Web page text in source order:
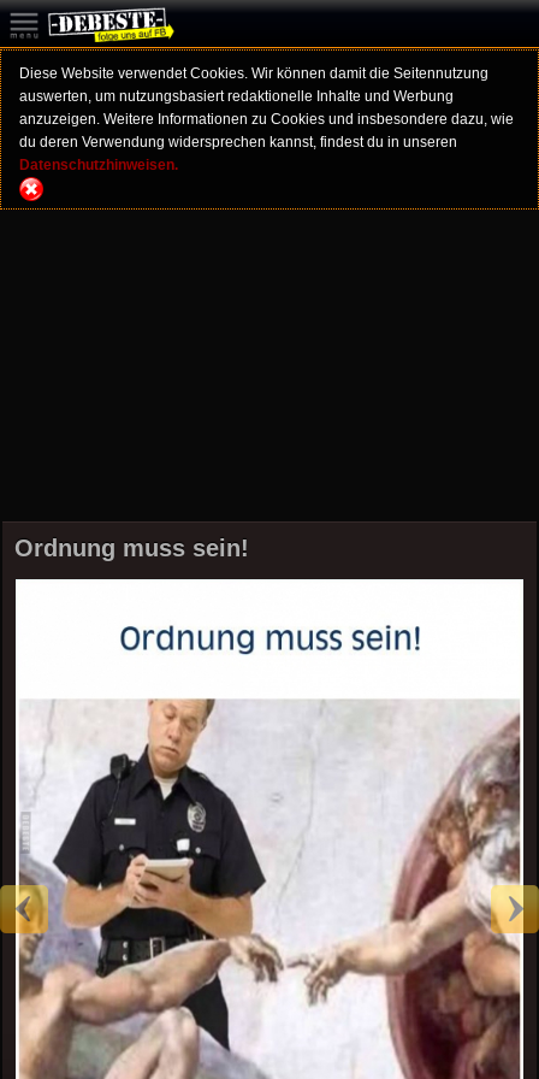
Diese Website verwendet Cookies. Wir können damit die Seitennutzung
auswerten, um nutzungsbasiert redaktionelle Inhalte und Werbung
anzuzeigen. Weitere Informationen zu Cookies und insbesondere dazu, wie
du deren Verwendung widersprechen kannst, findest du in unseren
Datenschutzhinweisen.
Ordnung muss sein!